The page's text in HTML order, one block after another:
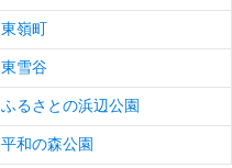
東嶺町
東雪谷
ふるさとの浜辺公園
平和の森公園